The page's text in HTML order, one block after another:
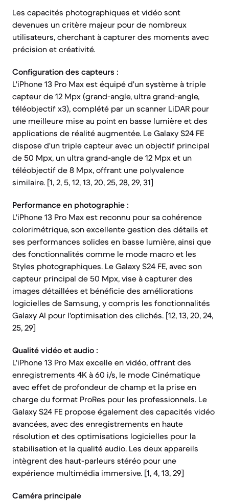
Les capacités photographiques et vidéo sont
devenues un critère majeur pour de nombreux
utilisateurs, cherchant à capturer des moments avec
précision et créativité.
Configuration des capteurs :
L'iPhone 13 Pro Max est équipé d'un système à triple
capteur de 12 Mpx (grand-angle, ultra grand-angle,
téléobjectif x3), complété par un scanner LiDAR pour
une meilleure mise au point en basse lumière et des
applications de réalité augmentée. Le Galaxy S24 FE
dispose d'un triple capteur avec un objectif principal
de 50 Mpx, un ultra grand-angle de 12 Mpx et un
téléobjectif de 8 Mpx, offrant une polyvalence
similaire. [1, 2, 5, 12, 13, 20, 25, 28, 29, 31]
Performance en photographie :
L'iPhone 13 Pro Max est reconnu pour sa cohérence
colorimétrique, son excellente gestion des détails et
ses performances solides en basse lumière, ainsi que
des fonctionnalités comme le mode macro et les
Styles photographiques. Le Galaxy S24 FE, avec son
capteur principal de 50 Mpx, vise à capturer des
images détaillées et bénéficie des améliorations
logicielles de Samsung, y compris les fonctionnalités
Galaxy AI pour l'optimisation des clichés. [12, 13, 20, 24,
25, 29]
Qualité vidéo et audio :
L'iPhone 13 Pro Max excelle en vidéo, offrant des
enregistrements 4K à 60 i/s, le mode Cinématique
avec effet de profondeur de champ et la prise en
charge du format ProRes pour les professionnels. Le
Galaxy S24 FE propose également des capacités vidéo
avancées, avec des enregistrements en haute
résolution et des optimisations logicielles pour la
stabilisation et la qualité audio. Les deux appareils
intègrent des haut-parleurs stéréo pour une
expérience multimédia immersive. [1, 4, 13, 29]
Caméra principale